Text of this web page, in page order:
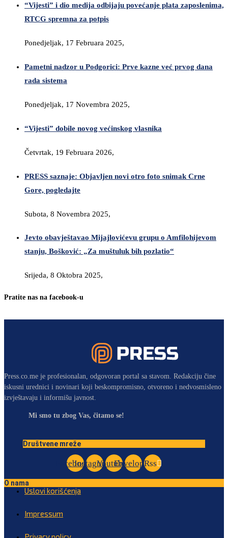
“Vijesti” i dio medija odbijaju povećanje plata zaposlenima,
RTCG spremna za potpis
Ponedjeljak, 17 Februara 2025,
Pametni nadzor u Podgorici: Prve kazne već prvog dana
rada sistema
Ponedjeljak, 17 Novembra 2025,
“Vijesti” dobile novog većinskog vlasnika
Četvrtak, 19 Februara 2026,
PRESS saznaje: Objavljen novi otro foto snimak Crne
Gore, pogledajte
Subota, 8 Novembra 2025,
Jevto obavještavao Mijajlovićevu grupu o Amfilohijevom
stanju, Bošković: „Za muštuluk bih pozlatio“
Srijeda, 8 Oktobra 2025,
Pratite nas na facebook-u
Press.co.me je profesionalan, odgovoran portal sa stavom. Redakciju čine
iskusni urednici i novinari koji beskompromisno, otvoreno i nedvosmisleno
izvještavaju i informišu javnost.
Mi smo tu zbog Vas, čitamo se!
Društvene mreže
Facebook
InstagramYoutubeEnvelopeRss
O nama
Uslovi korišćenja
Impressum